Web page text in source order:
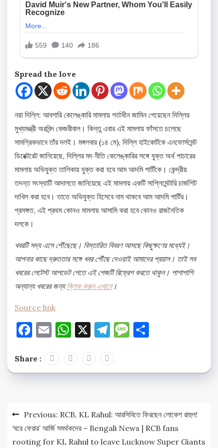
Spread the love
নয়া দিল্লি: আবগারি কেলেঙ্কারি মামলায় শর্তাধীন জামিন পেয়েছেন দিল্লির
মুখ্যমন্ত্রী অরবিন্দ কেজরীবাল। কিন্তু এবার এই মামলায় ফাঁসতে চলেছে
সামগ্রিকভাবে তাঁর দলই। মঙ্গলবার (১৪ মে), দিল্লি হাইকোর্টকে এনফোর্সমেন্ট
ডিরেক্টরেট জানিয়েছে, দিল্লির মদ নীতি কেলেঙ্কারির সঙ্গে যুক্ত অর্থ পাচারের
মামলায় অভিযুক্ত তালিকায় যুক্ত করা হবে আম আদমি পার্টিকে। কেন্দ্রীয়
তদন্ত সংস্থাটি আদালতে জানিয়েছে এই মামলায় একটি সাপ্লিমেন্টারি চার্জশিট
দাখিল করা হবে। তাতে অভিযুক্ত হিসেবে নাম থাকবে আম আদমি পার্টির।
প্রসঙ্গত, এই প্রথম কোনও মামলায় আসামি করা হবে কোনও রাজনৈতিক
দলকে।
খবরটি সদ্য এসে পৌঁছেছে। বিস্তারিত বিবরণ আসছে কিছুক্ষণের মধ্যেই।
আপনার কাছে দ্রুততার সঙ্গে খবর পৌঁছে দেওয়াই আমাদের প্রয়াস। তাই সব
খবরের লেটেস্ট আপডেট পেতে এই পেজটি রিফ্রেশ করতে থাকুন। পাশাপাশি
অন্যান্য খবরের জন্যক্লিক করুন এখানে।
Source link
Facebook
EmailWhatsApp
X Telegram
Message
Share :
Post
navigation
Previous: RCB, KL Rahul: আরসিবিতে ফিরছেন লোকেশ রাহুল!
‘ঘরে ফেরার’ আর্জি সমর্থকদের – Bengali News | RCB fans
rooting for KL Rahul to leave Lucknow Super Giants